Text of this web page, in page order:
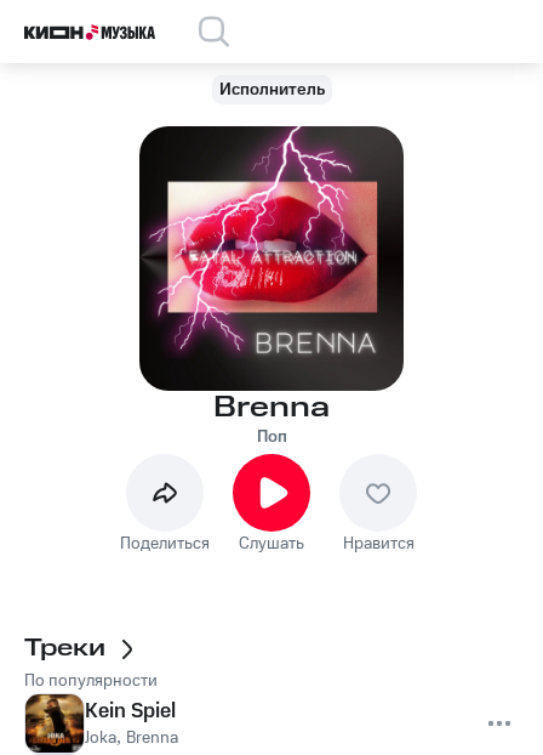
Исполнитель
Brenna
Поп
Поделиться Слушать Нравится
Треки
По популярности
Kein Spiel
Joka, Brenna